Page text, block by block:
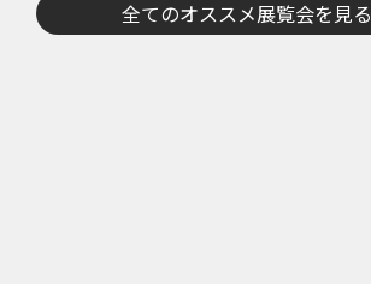
全てのオススメ展覧会を見る